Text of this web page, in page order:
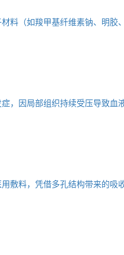
（如羧甲基纤维素钠、明
因局部组织持续受压导致
料，凭借多孔结构带来的